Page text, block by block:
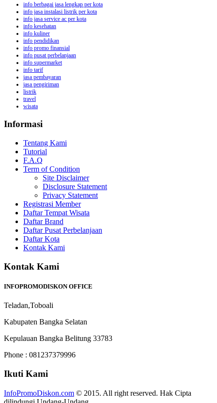
info berbagai jasa lengkap per kota
info jasa instalasi listrik per kota
info jasa service ac per kota
info kesehatan
info kuliner
info pendidikan
info promo finansial
info pusat perbelanjaan
info supermarket
info tarif
jasa pembayaran
jasa pengiriman
listrik
travel
wisata
Informasi
Tentang Kami
Tutorial
F.A.Q
Term of Condition
Site Disclaimer
Disclosure Statement
Privacy Statement
Registrasi Member
Daftar Tempat Wisata
Daftar Brand
Daftar Pusat Perbelanjaan
Daftar Kota
Kontak Kami
Kontak Kami
INFOPROMODISKON OFFICE
Teladan,Toboali
Kabupaten Bangka Selatan
Kepulauan Bangka Belitung 33783
Phone : 081237379996
Ikuti Kami
InfoPromoDiskon.com © 2015. All right reserved. Hak Cipta